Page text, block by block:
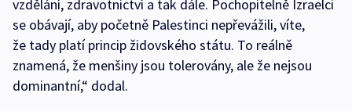
vzdělání, zdravotnictví a tak dále. Pochopitelně Izraelci
se obávají, aby početně Palestinci nepřevážili, víte,
že tady platí princip židovského státu. To reálně
znamená, že menšiny jsou tolerovány, ale že nejsou
dominantní,“ dodal.